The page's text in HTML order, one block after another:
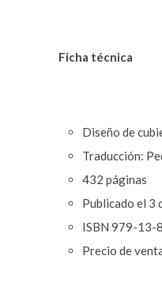
Ficha técnica
Diseño de
Traducción:
432 páginas
Publicado el 3
ISBN 979-13-
Precio de